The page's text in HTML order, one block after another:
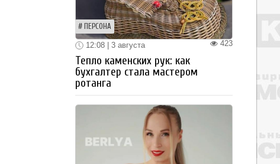
ПЕРСОНА
423
12:08 | 3 августа
Тепло каменских рук: как
бухгалтер стала мастером
ротанга